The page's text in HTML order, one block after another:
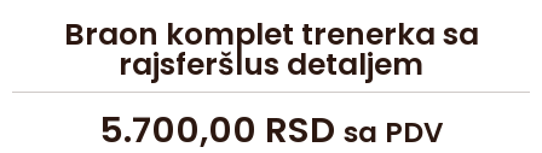
Braon komplet trenerka sa
rajsferšlus detaljem
5.700,00 RSD sa PDV